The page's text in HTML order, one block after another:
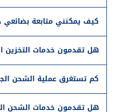
كيف يمكنني متابعة بضائعي
هل تقدمون خدمات التخزين
كم تستغرق عملية الشحن
هل تقدمون خدمات الشحن